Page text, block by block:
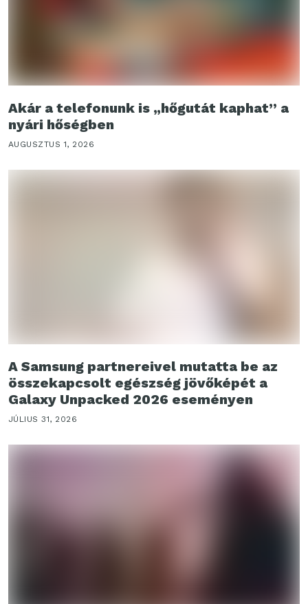
Akár a telefonunk is „hőgutát kaphat” a
nyári hőségben
AUGUSZTUS 1, 2026
A Samsung partnereivel mutatta be az
összekapcsolt egészség jövőképét a
Galaxy Unpacked 2026 eseményen
JÚLIUS 31, 2026